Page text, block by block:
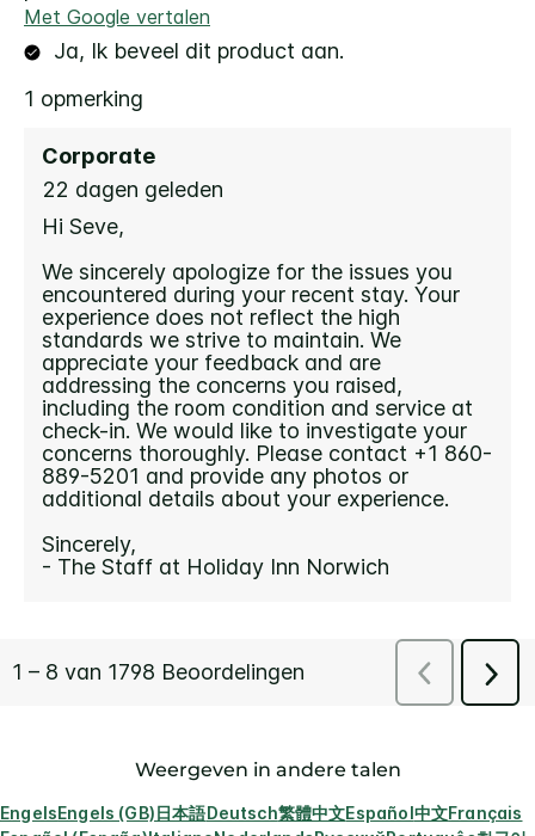
Weergeven in andere talen
EngelsEngels (GB)日本語Deutsch繁體中文Español中文Français